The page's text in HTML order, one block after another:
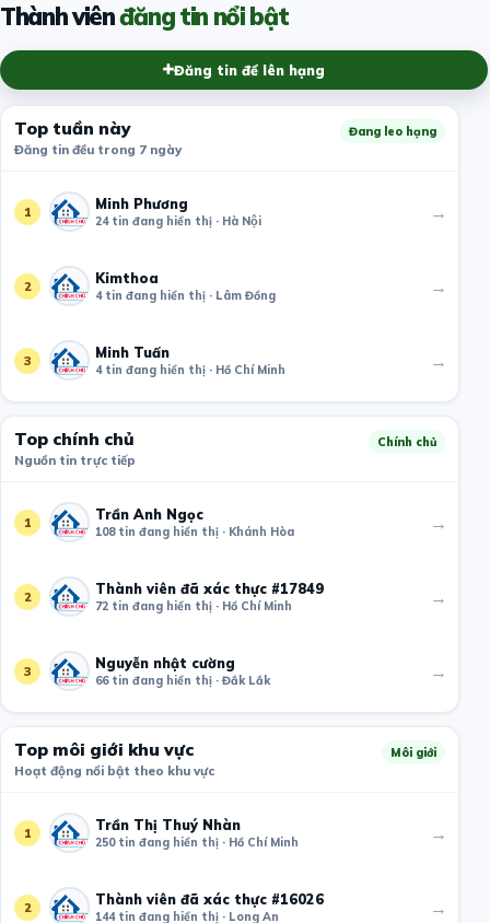
Thành viênđăng tin nổi bật
Đăng tin để lên hạng
Top tuần này
Đăng tin đều trong 7 ngày
Đang leo hạng
1 Minh Phương
24 tin đang hiển thị · Hà Nội →
2 Kimthoa
4 tin đang hiển thị · Lâm Đồng →
3 Minh Tuấn
4 tin đang hiển thị · Hồ Chí Minh →
Top chính chủ
Nguồn tin trực tiếp
Chính chủ
1 Trần Anh Ngọc
108 tin đang hiển thị · Khánh Hòa →
2 Thành viên đã xác thực #17849
72 tin đang hiển thị · Hồ Chí Minh →
3 Nguyễn nhật cường
66 tin đang hiển thị · Đắk Lắk →
Top môi giới khu vực
Hoạt động nổi bật theo khu vực
Môi giới
1 Trần Thị Thuý Nhàn
250 tin đang hiển thị · Hồ Chí Minh →
2 Thành viên đã xác thực #16026
144 tin đang hiển thị · Long An →